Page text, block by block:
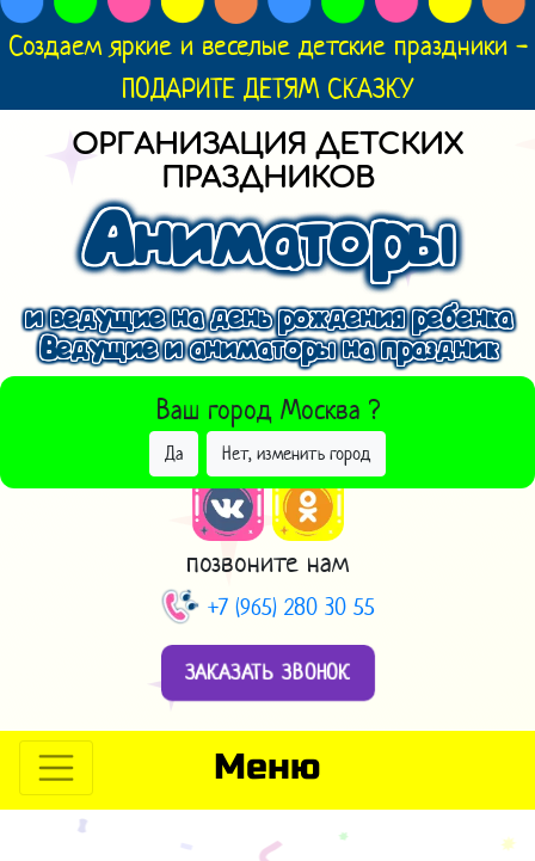
Создаем яркие и веселые детские праздники -
ПОДАРИТЕ ДЕТЯМ СКАЗКУ
ОРГАНИЗАЦИЯ ДЕТСКИХ
ПРАЗДНИКОВ
Аниматоры
и ведущие на день рождения ребенка
Ведущие и аниматоры на праздник
Ваш город Москва ?
Да Нет, изменить город
ВЫБРАТЬ ДРУГОЙ ГОРОД
позвоните нам
+7 (965) 280 30 55
ЗАКАЗАТЬ ЗВОНОК
Меню